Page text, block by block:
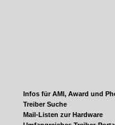
Infos für AMI, Award und
Treiber Suche
Mail-Listen zur Hardware